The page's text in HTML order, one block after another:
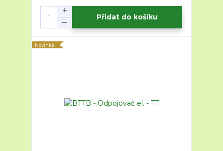
Přidat do košíku
Novinka